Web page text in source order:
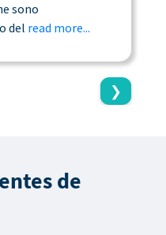
sono
del read more...
❯
de